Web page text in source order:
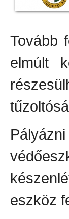
Tovább
elmúlt
eszköz